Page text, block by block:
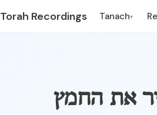
Torah Recordings Tanach▾
את החמץ